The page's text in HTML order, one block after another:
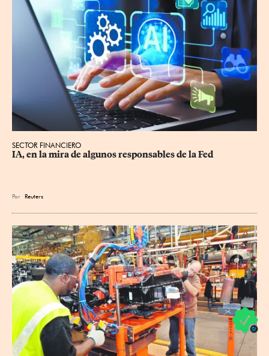
SECTOR FINANCIERO
IA, en la mira de algunos responsables de la Fed
Por Reuters